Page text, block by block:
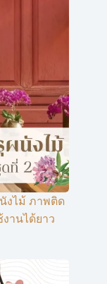
งไม้ ภาพติด
านได้ยาว